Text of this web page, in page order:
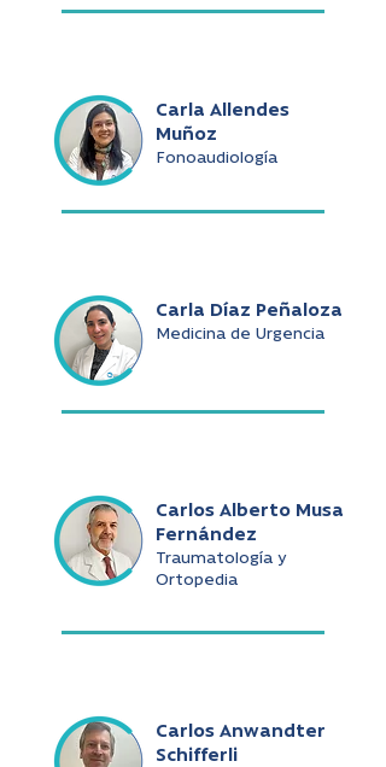
Carla Allendes
Muñoz
Fonoaudiología
Carla Díaz Peñaloza
Medicina de Urgencia
Carlos Alberto Musa
Fernández
Traumatología y
Ortopedia
Carlos Anwandter
Schifferli